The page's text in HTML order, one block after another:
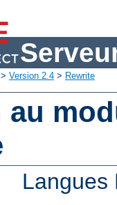
> Version 2.4 > Rewrite